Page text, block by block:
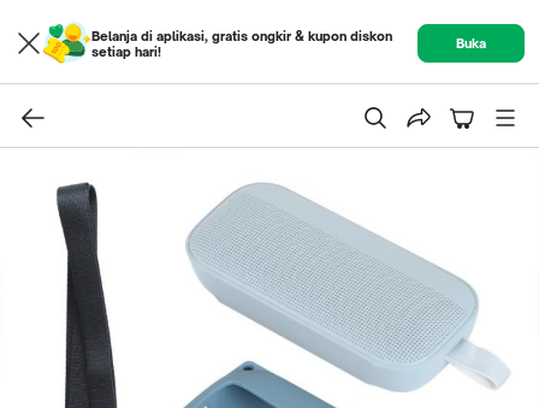
Belanja di aplikasi, gratis ongkir & kupon diskon
setiap hari!
Buka